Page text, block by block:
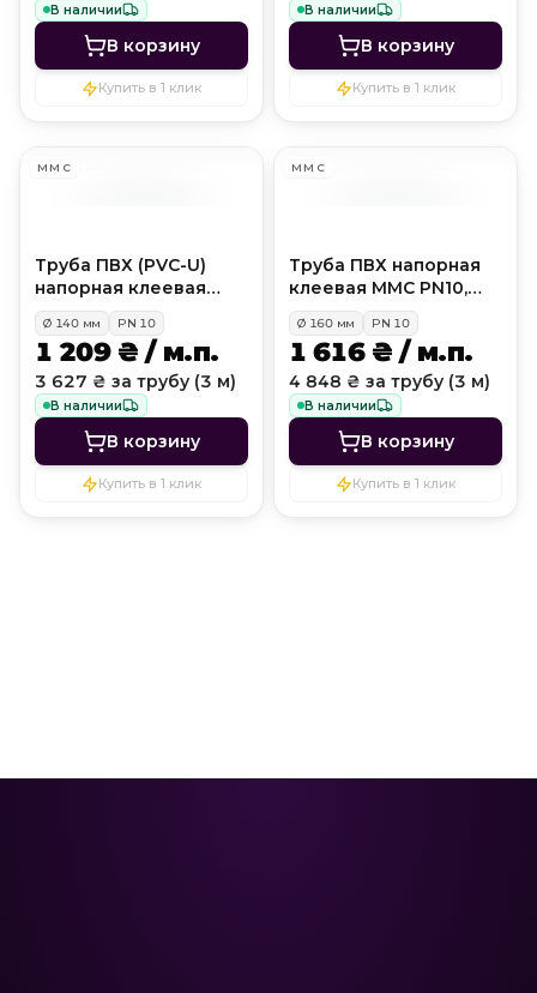
В наличии
В корзину
Купить в 1 клик
В наличии
В корзину
Купить в 1 клик
MMC
Труба ПВХ (PVC-U)
напорная клеевая
MMC (ммс) PN10, D140
мм
Ø 140мм PN 10
1 209 ₴ / м.п.
3 627 ₴ за трубу (3 м)
В наличии
В корзину
Купить в 1 клик
MMC
Труба ПВХ напорная
клеевая MMC PN10,
D160 мм
Ø 160мм PN 10
1 616 ₴ / м.п.
4 848 ₴ за трубу (3 м)
В наличии
В корзину
Купить в 1 клик